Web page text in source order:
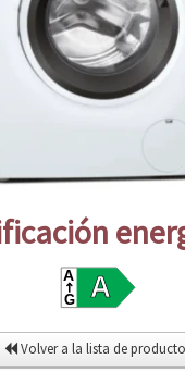
Volver a la lista de